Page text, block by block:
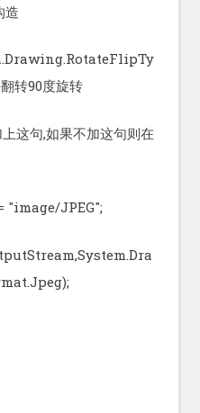
造
转90度旋转
这句,如果不加这句则在
"image/JPEG";